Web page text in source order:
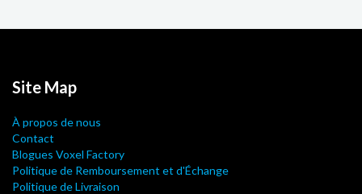
Site Map
À propos de nous
Contact
Blogues Voxel Factory
Politique de Remboursement et d'Échange
Politique de Livraison